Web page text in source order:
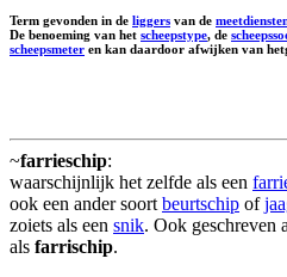
Term gevonden in de liggers van de
De benoeming van het scheepstype, de
scheepsmeter en kan daardoor afwijken van
~farrieschip:
waarschijnlijk het zelfde als een
ook een ander soort beurtschip of
zoiets als een snik. Ook geschreven
als farrischip.